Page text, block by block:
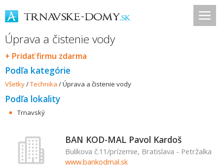
Úprava a čistenie vody
+ Pridať firmu zdarma
Podľa kategórie
Všetky/Technika /Úprava a čistenie vody
Podľa lokality
Trnavský
BAN KOD-MAL Pavol Kardoš
Bulíkova č.11/prízemie, Bratislava - Petržalka
www.bankodmal.sk